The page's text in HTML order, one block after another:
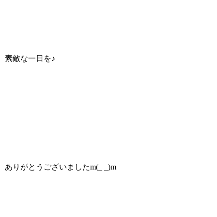
素敵な一日を♪
ありがとうございましたm(_ _)m